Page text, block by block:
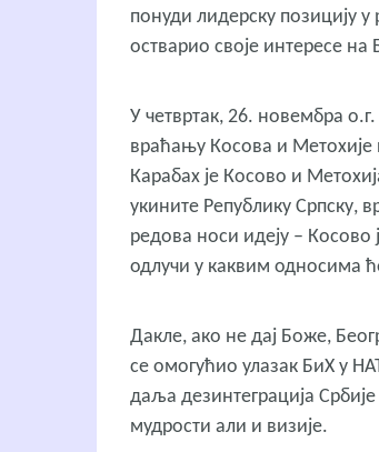
понуди лидерску позицију
остварио своје интересе на
У четвртак, 26. новембра
враћању Косова и Метохије
Карабах је Косово и
укините Републику Српску,
редова носи идеју –
одлучи у каквим односима
Дакле, ако не дај Боже,
се омогућио улазак БиХ у
даља дезинтеграција
мудрости али и визије.